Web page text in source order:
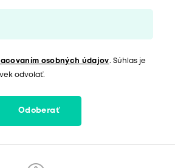
osobných údajov. Súhlas je
odvolať.
Odoberať